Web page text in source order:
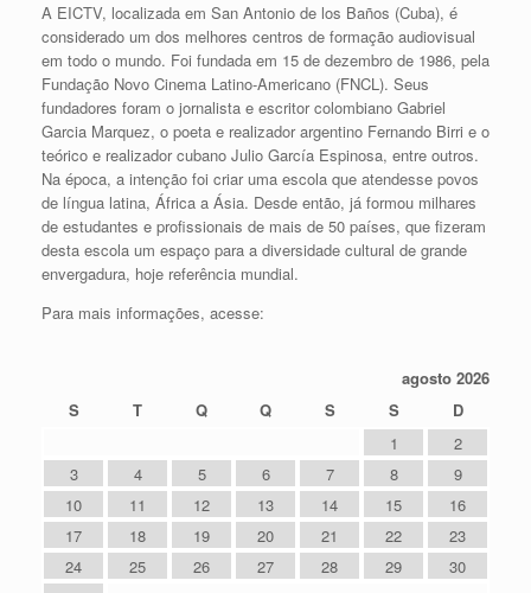
A EICTV, localizada em San Antonio de los Baños (Cuba), é
considerado um dos melhores centros de formação audiovisual
em todo o mundo. Foi fundada em 15 de dezembro de 1986, pela
Fundação Novo Cinema Latino-Americano (FNCL). Seus
fundadores foram o jornalista e escritor colombiano Gabriel
Garcia Marquez, o poeta e realizador argentino Fernando Birri e o
teórico e realizador cubano Julio García Espinosa, entre outros.
Na época, a intenção foi criar uma escola que atendesse povos
de língua latina, África a Ásia. Desde então, já formou milhares
de estudantes e profissionais de mais de 50 países, que fizeram
desta escola um espaço para a diversidade cultural de grande
envergadura, hoje referência mundial.
Para mais informações, acesse:
agosto 2026
S
T Q Q S S
D
1
2
3
4 5 6 7 8
9
10
11 12 13 14 15
16
17
18 19 20 21 22
23
24
25 26 27 28 29
30